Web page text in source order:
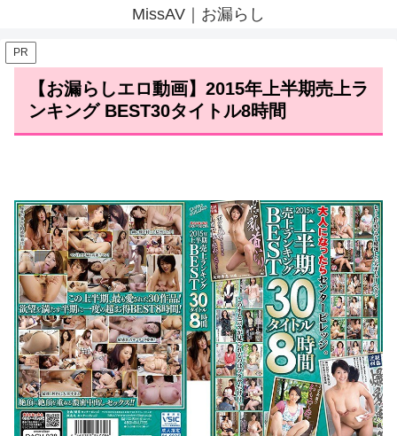
MissAV｜お漏らし
PR
【お漏らしエロ動画】2015年上半期売上ラ
ンキング BEST30タイトル8時間